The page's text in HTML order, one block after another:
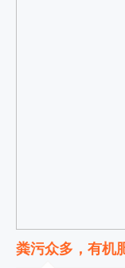
粪污众多，有机